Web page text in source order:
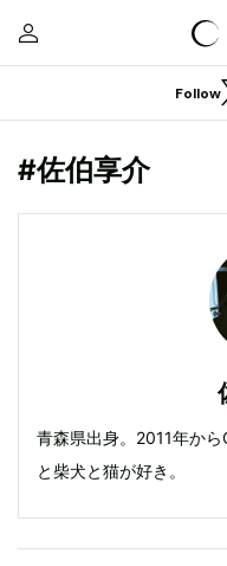
Follow
#佐伯享介
青森県出身。2011年か
と柴犬と猫が好き。